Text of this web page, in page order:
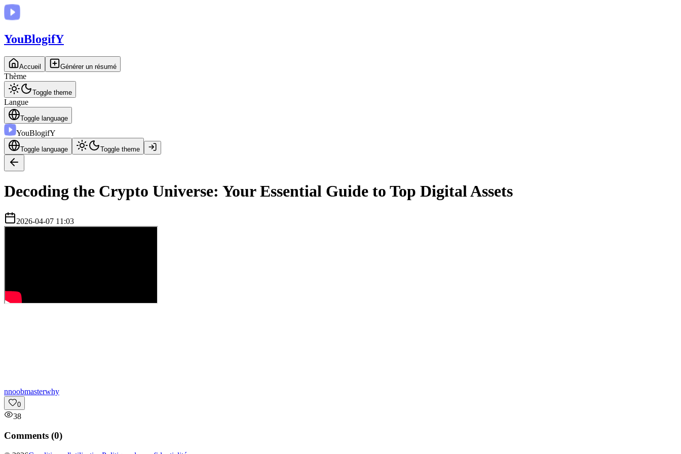
YouBlogifY
Accueil Générer un résumé
Thème
Toggle theme
Langue
Toggle language
YouBlogifY
Toggle language Toggle theme
Decoding the Crypto Universe: Your Essential Guide to Top Digital Assets
2026-04-07 11:03
nnoobmasterwhy
0
38
Comments (0)